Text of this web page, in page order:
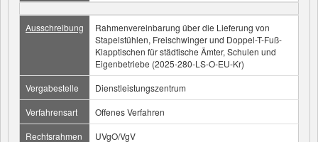
Ausschreibung
Rahmenvereinbarung über die Lieferung von
Stapelstühlen, Freischwinger und Doppel-T-Fuß-
Klapptischen für städtische Ämter, Schulen und
Eigenbetriebe (2025-280-LS-O-EU-Kr)
Vergabestelle
Dienstleistungszentrum
Verfahrensart
Offenes Verfahren
Rechtsrahmen
UVgO/VgV